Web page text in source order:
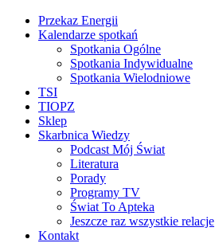
Przekaz Energii
Kalendarze spotkań
Spotkania Ogólne
Spotkania Indywidualne
Spotkania Wielodniowe
TSI
TIOPZ
Sklep
Skarbnica Wiedzy
Podcast Mój Świat
Literatura
Porady
Programy TV
Świat To Apteka
Jeszcze raz wszystkie relacje
Kontakt